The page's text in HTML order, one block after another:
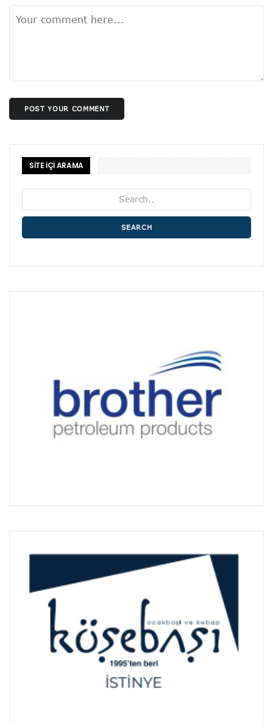
POST YOUR COMMENT
SİTE İÇİ ARAMA
SEARCH